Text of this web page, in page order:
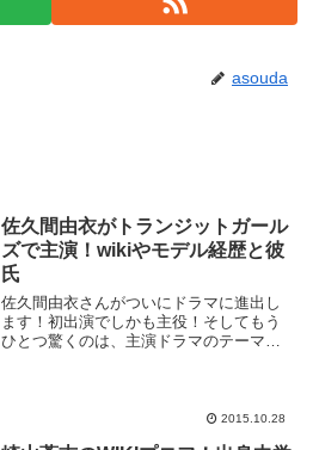
asouda
佐久間由衣がトランジットガール
ズで主演！wikiやモデル経歴と彼
氏
佐久間由衣さんがついにドラマに進出し
ます！初出演でしかも主役！そしてもう
ひとつ驚くのは、主演ドラマのテーマが
2015.10.28